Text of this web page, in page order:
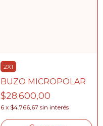
2X1
BUZO MICROPOLAR
$28.600,00
6 x $4.766,67 sin interés